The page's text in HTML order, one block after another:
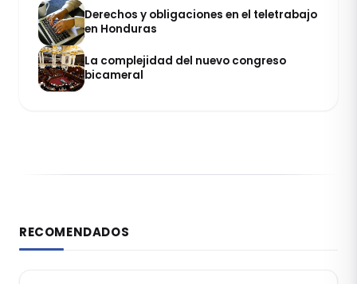
Derechos y obligaciones en el teletrabajo
en Honduras
La complejidad del nuevo congreso
bicameral
RECOMENDADOS
DERECHO CONSTITUCIONAL